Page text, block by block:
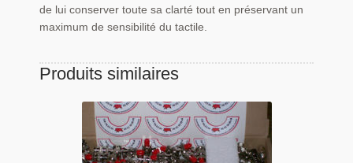
de lui conserver toute sa clarté tout en préservant un
maximum de sensibilité du tactile.
Produits similaires